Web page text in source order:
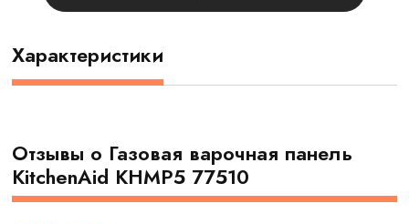
Характеристики
Отзывы о Газовая варочная панель
KitchenAid KHMP5 77510